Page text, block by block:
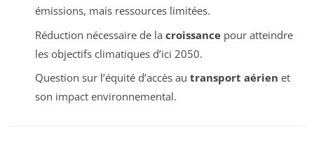
émissions, mais ressources limitées.
Réduction nécessaire de la croissancepour atteindre
les objectifs climatiques d’ici 2050.
Question sur l’équité d’accès au transport aérien et
son impact environnemental.